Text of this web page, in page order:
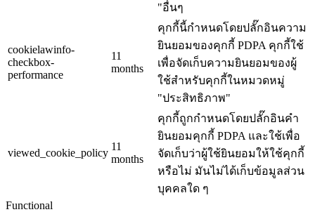
"อื่นๆ
cookielawinfo-
checkbox-
performance
11
months
คุกกี้นี้กำหนดโดยปลั๊กอินความ
ยินยอมของคุกกี้ PDPA คุกกี้ใช้
เพื่อจัดเก็บความยินยอมของผู้
ใช้สำหรับคุกกี้ในหมวดหมู่
"ประสิทธิภาพ"
viewed_cookie_policy
11
months
คุกกี้ถูกกำหนดโดยปลั๊กอินคำ
ยินยอมคุกกี้ PDPA และใช้เพื่อ
จัดเก็บว่าผู้ใช้ยินยอมให้ใช้คุกกี้
หรือไม่ มันไม่ได้เก็บข้อมูลส่วน
บุคคลใด ๆ
Functional